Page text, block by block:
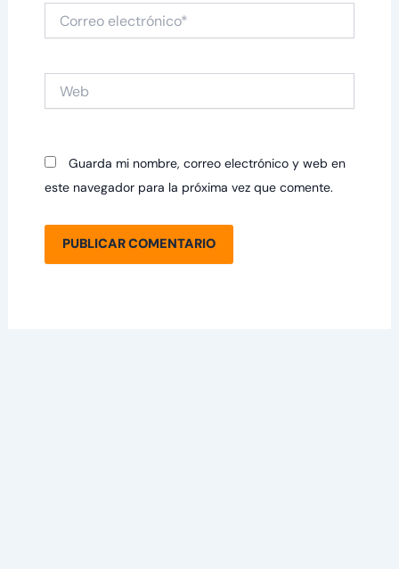
electrónico*
Guarda mi nombre, correo electrónico y web en
este navegador para la próxima vez que comente.